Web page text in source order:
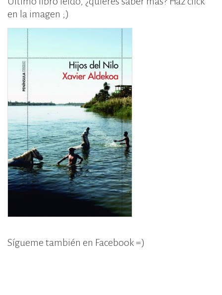
en la imagen ;)
Sígueme también en Facebook =)